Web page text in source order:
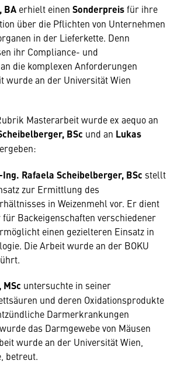
BA erhielt einen Sonderpreisfür ihre
über die Pﬂichten von Unternehmen
in der Lieferkette. Denn
ihr Compliance- und
die komplexen Anforderungen
wurde an der Universität Wien
Masterarbeit wurde ex aequo an
BSc und an Lukas
Rafaela Scheibelberger, BSc stellt
zur Ermittlung des
in Weizenmehl vor. Er dient
Backeigenschaften verschiedener
einen gezielteren Einsatz in
Die Arbeit wurde an der BOKU
untersuchte in seiner
und deren Oxidationsprodukte
Darmerkrankungen
das Darmgewebe von Mäusen
wurde an der Universität Wien,
betreut.